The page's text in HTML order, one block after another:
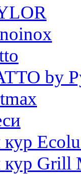
by
кур
кур Grill